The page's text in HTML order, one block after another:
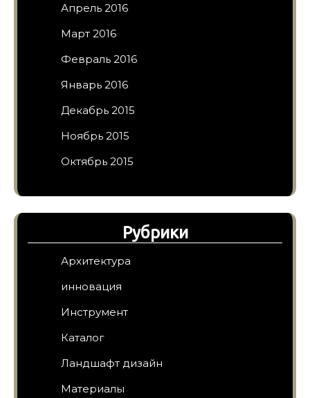
Апрель 2016
Март 2016
Февраль 2016
Январь 2016
Декабрь 2015
Ноябрь 2015
Октябрь 2015
Рубрики
Архитектура
инновация
Инструмент
Каталог
Ландшафт дизайн
Материалы